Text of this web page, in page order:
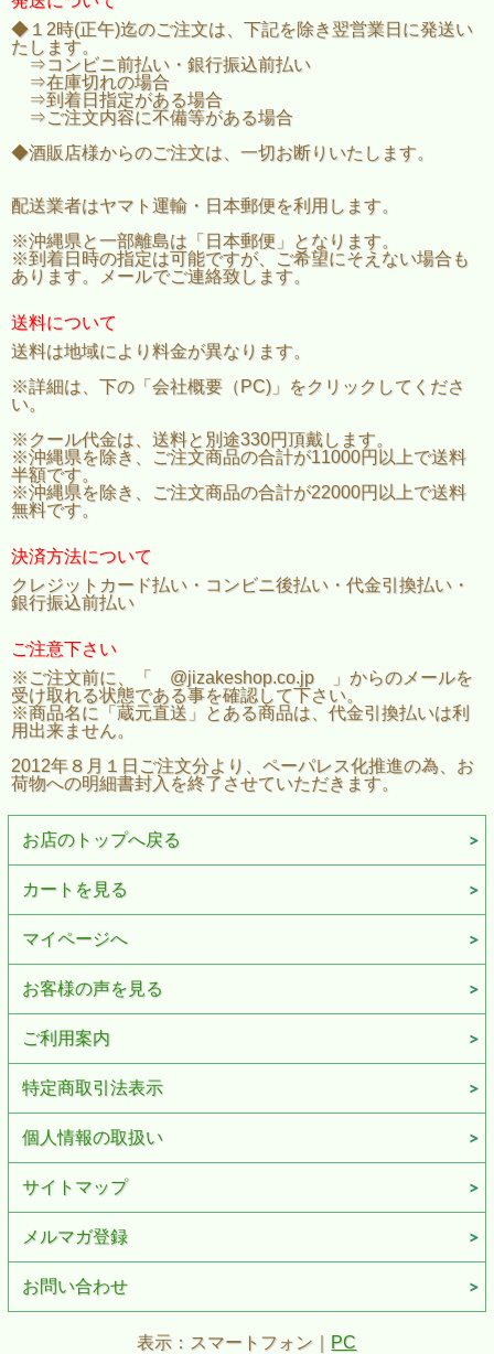
◆１2時(正午)迄のご注文は、下記を除き翌営業日に発送い
たします。
⇒コンビニ前払い・銀行振込前払い
⇒在庫切れの場合
⇒到着日指定がある場合
⇒ご注文内容に不備等がある場合
◆酒販店様からのご注文は、一切お断りいたします。
配送業者はヤマト運輸・日本郵便を利用します。
※沖縄県と一部離島は「日本郵便」となります。
※到着日時の指定は可能ですが、ご希望にそえない場合も
あります。メールでご連絡致します。
送料について
送料は地域により料金が異なります。
※詳細は、下の「会社概要（PC)」をクリックしてくださ
い。
※クール代金は、送料と別途330円頂戴します。
※沖縄県を除き、ご注文商品の合計が11000円以上で送料
半額です。
※沖縄県を除き、ご注文商品の合計が22000円以上で送料
無料です。
決済方法について
クレジットカード払い・コンビニ後払い・代金引換払い・
銀行振込前払い
ご注意下さい
※ご注文前に、「 @jizakeshop.co.jp 」からのメールを
受け取れる状態である事を確認して下さい。
※商品名に「蔵元直送」とある商品は、代金引換払いは利
用出来ません。
2012年８月１日ご注文分より、ペーパレス化推進の為、お
荷物への明細書封入を終了させていただきます。
お店のトップへ戻る
カートを見る
マイページへ
お客様の声を見る
ご利用案内
特定商取引法表示
個人情報の取扱い
サイトマップ
メルマガ登録
お問い合わせ
表示：スマートフォン｜ PC